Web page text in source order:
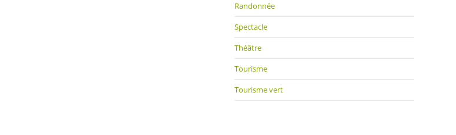
Randonnée
Spectacle
Théâtre
Tourisme
Tourisme vert